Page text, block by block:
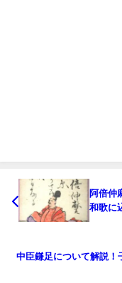
阿倍仲
和歌に
中臣鎌足について解説！